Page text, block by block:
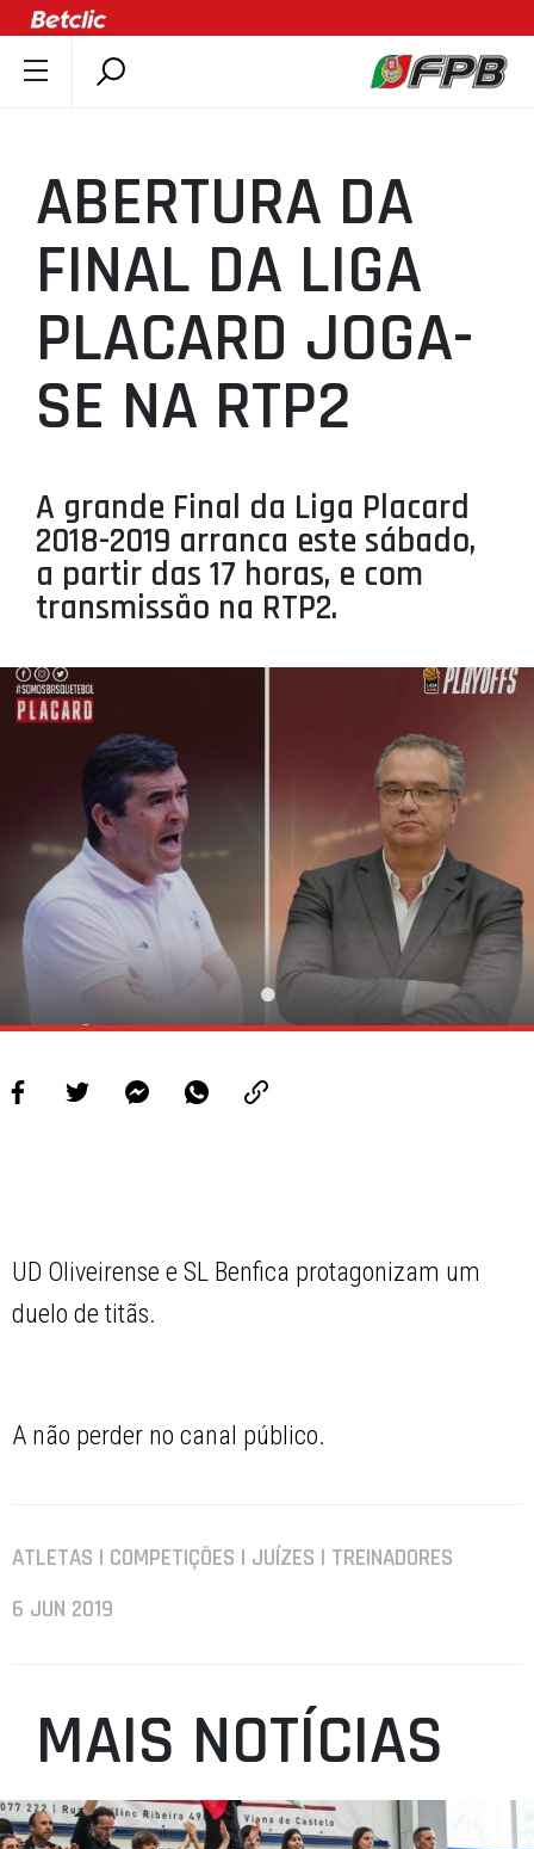
ÚLTIMAS
COMPETIÇÕES
ASSOCIAÇÕES
CLUBES
AGENTES
AGENDA
MINIBASQUETE
ÁREA TÉCNICA
PROJETOS
LIGA BETCLIC MASCULINA
LIGA BETCLIC FEMININA
ABERTURA DA
FINAL DA LIGA
PLACARD JOGA-
SE NA RTP2
A grande Final da Liga Placard
2018-2019 arranca este sábado,
a partir das 17 horas, e com
transmissão na RTP2.
UD Oliveirense e SL Benfica protagonizam um
duelo de titãs.
A não perder no canal público.
ATLETAS | COMPETIÇÕES | JUÍZES | TREINADORES
6 JUN 2019
MAIS NOTÍCIAS